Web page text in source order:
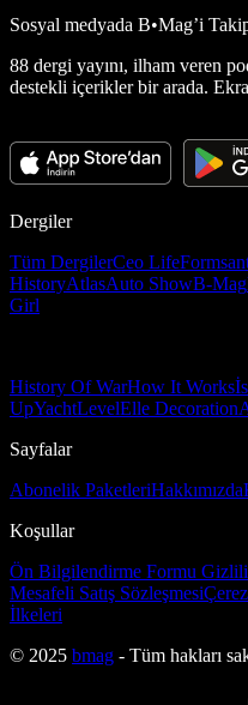
Sosyal medyada B•Mag’i
88 dergi yayını, ilham veren
destekli içerikler bir arada.
Dergiler
Tüm DergilerCeo Life
HistoryAtlasAuto ShowB-Mag
Girl
History Of WarHow It Works
UpYachtLevelElle Decoration
Sayfalar
Abonelik PaketleriHakkımızda
Koşullar
Ön Bilgilendirme Formu
Mesafeli Satış Sözleşmesi
İlkeleri
© 2025 bmag - Tüm hakları